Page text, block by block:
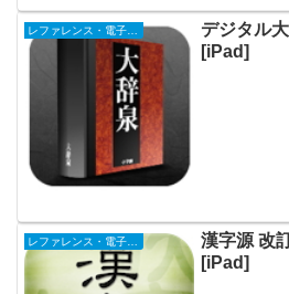
デジタル
[iPad]
漢字源 改
[iPad]